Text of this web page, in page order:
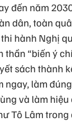
đến năm
dân, toàn
hành Nghị
thần “biến ý
sách thành
ngay, làm
và làm hiệu
Tô Lâm trong